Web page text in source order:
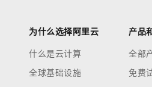
为什么选择阿里云
什么是云计算
全球基础设施
产品
全部
免费